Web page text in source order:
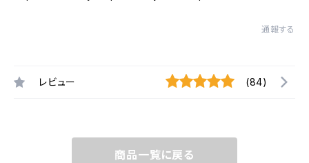
通報する
レビュー (84)
商品一覧に戻る